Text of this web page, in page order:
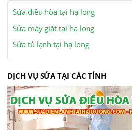
Sửa điều hòa tại hạ long
Sửa máy giặt tại hạ long
Sửa tủ lạnh tại hạ long
DỊCH VỤ SỬA TẠI CÁC TỈNH